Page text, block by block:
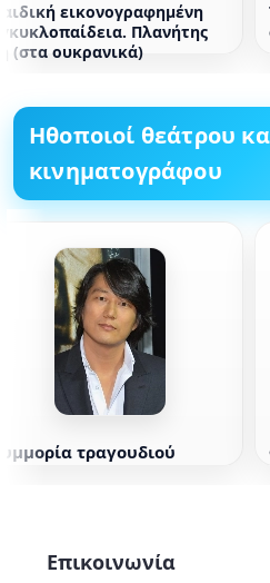
εικονογραφημένη
Πλανήτης
(στα ουκρανικά)
Ηθοποιοί θεάτρου
κινηματογράφου
τραγουδιού
Επικοινωνία